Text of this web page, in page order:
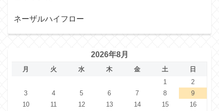
ネーザルハイフロー
2026年8月
月 火 水 木 金 土
日
1
2
3
4 5 6 7 8
9
10
11 12 13 14 15
16